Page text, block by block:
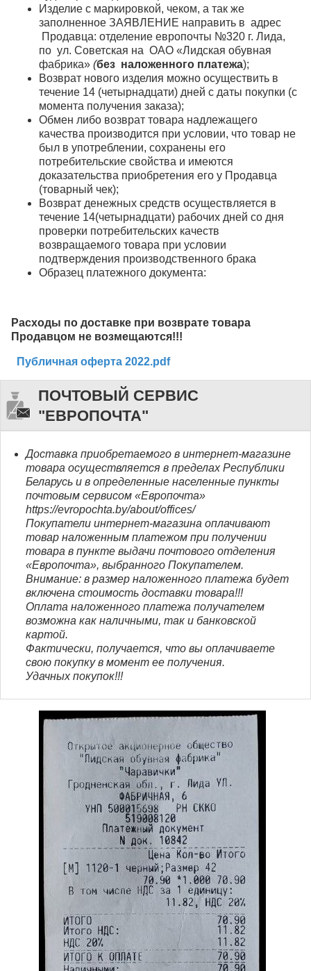
Изделие с маркировкой, чеком, а так же
заполненное ЗАЯВЛЕНИЕ направить в адрес
Продавца: отделение европочты №320 г. Лида,
по ул. Советская на ОАО «Лидская обувная
фабрика» (без наложенного платежа);
Возврат нового изделия можно осуществить в
течение 14 (четырнадцати) дней с даты покупки (с
момента получения заказа);
Обмен либо возврат товара надлежащего
качества производится при условии, что товар не
был в употреблении, сохранены его
потребительские свойства и имеются
доказательства приобретения его у Продавца
(товарный чек);
Возврат денежных средств осуществляется в
течение 14(четырнадцати) рабочих дней со дня
проверки потребительских качеств
возвращаемого товара при условии
подтверждения производственного брака
Образец платежного документа:
Расходы по доставке при возврате товара
Продавцом не возмещаются!!!
Публичная оферта 2022.pdf
ПОЧТОВЫЙ СЕРВИС
"ЕВРОПОЧТА"
Доставка приобретаемого в интернет-магазине
товара осуществляется в пределах Республики
Беларусь и в определенные населенные пункты
почтовым сервисом «Европочта»
https://evropochta.by/about/offices/
Покупатели интернет-магазина оплачивают
товар наложенным платежом при получении
товара в пункте выдачи почтового отделения
«Европочта», выбранного Покупателем.
Внимание: в размер наложенного платежа будет
включена стоимость доставки товара!!!
Оплата наложенного платежа получателем
возможна как наличными, так и банковской
картой.
Фактически, получается, что вы оплачиваете
свою покупку в момент ее получения.
Удачных покупок!!!